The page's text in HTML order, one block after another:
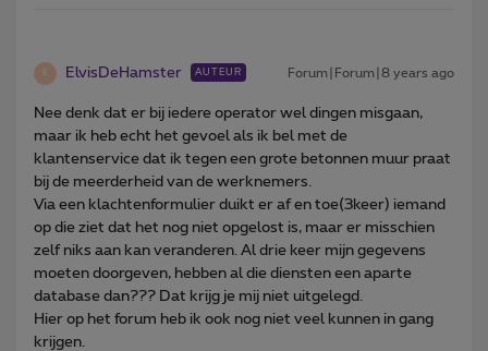
E ElvisDeHamster AUTEUR Forum|Forum|8 years ago
Nee denk dat er bij iedere operator wel dingen misgaan,
maar ik heb echt het gevoel als ik bel met de
klantenservice dat ik tegen een grote betonnen muur praat
bij de meerderheid van de werknemers.
Via een klachtenformulier duikt er af en toe(3keer) iemand
op die ziet dat het nog niet opgelost is, maar er misschien
zelf niks aan kan veranderen. Al drie keer mijn gegevens
moeten doorgeven, hebben al die diensten een aparte
database dan??? Dat krijg je mij niet uitgelegd.
Hier op het forum heb ik ook nog niet veel kunnen in gang
krijgen.